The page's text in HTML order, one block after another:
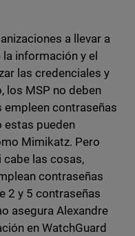
a llevar a
información y el
las credenciales y
los MSP no deben
contraseñas
estas pueden
Mimikatz. Pero
las cosas,
contraseñas
2 y 5 contraseñas
asegura Alexandre
en WatchGuard